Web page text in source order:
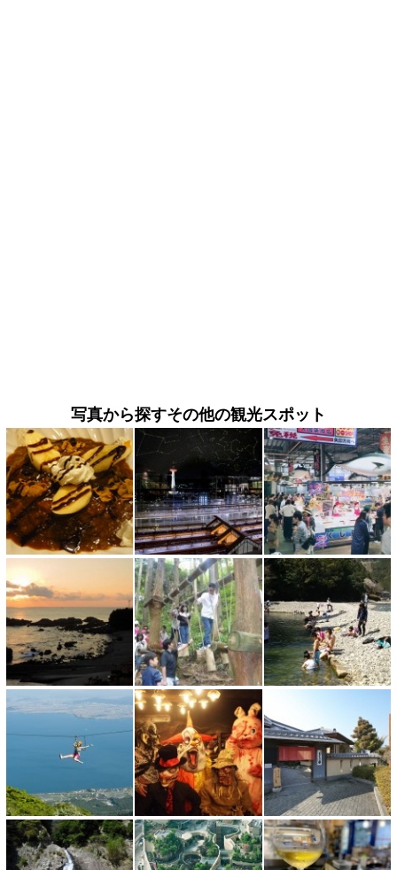
写真から探すその他の観光スポット